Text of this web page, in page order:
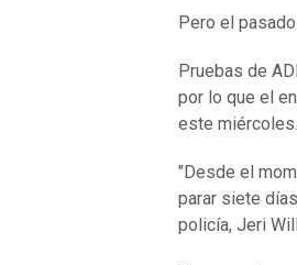
Pero el
Pruebas de
por lo que el
este miércoles.
"Desde el
parar siete
policía, Jeri